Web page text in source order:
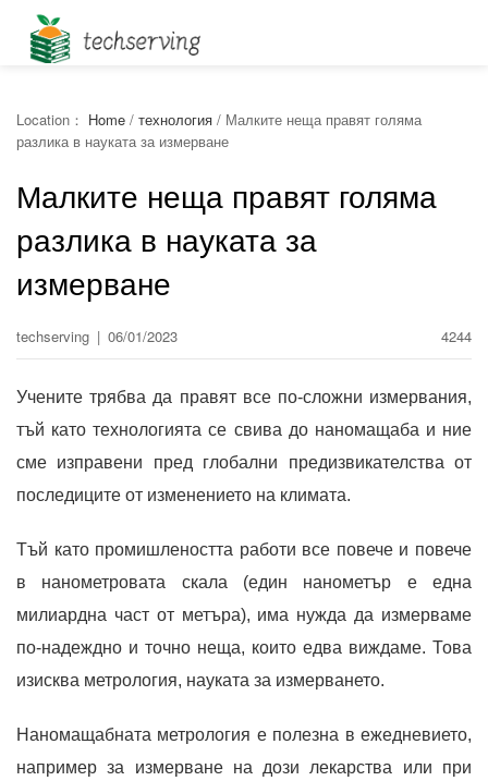
Location： Home / технология / Малките неща правят голяма
разлика в науката за измерване
Малките неща правят голяма
разлика в науката за
измерване
techserving | 06/01/2023 4244
Учените трябва да правят все по-сложни измервания,
тъй като технологията се свива до наномащаба и ние
сме изправени пред глобални предизвикателства от
последиците от изменението на климата.
Тъй като промишлеността работи все повече и повече
в нанометровата скала (един нанометър е една
милиардна част от метъра), има нужда да измерваме
по-надеждно и точно неща, които едва виждаме. Това
изисква метрология, науката за измерването.
Наномащабната метрология е полезна в ежедневието,
например за измерване на дози лекарства или при